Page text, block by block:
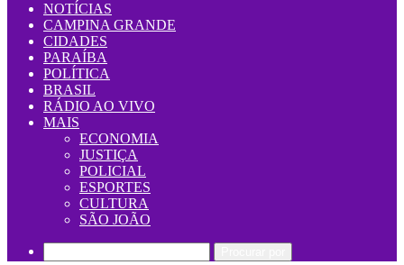
NOTÍCIAS
CAMPINA GRANDE
CIDADES
PARAÍBA
POLÍTICA
BRASIL
RÁDIO AO VIVO
MAIS
ECONOMIA
JUSTIÇA
POLICIAL
ESPORTES
CULTURA
SÃO JOÃO